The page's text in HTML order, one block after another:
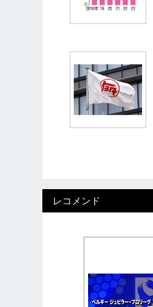
レコメンド